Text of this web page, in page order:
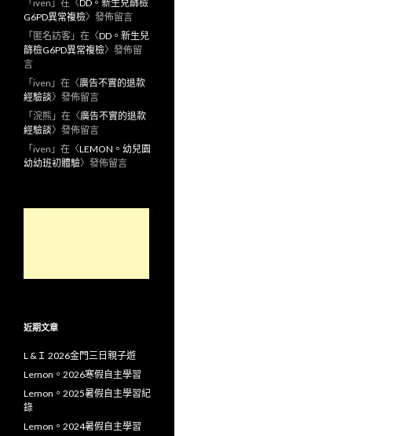
「 iven 」在〈DD。新生兒篩檢
G6PD異常複檢〉發佈留言
「 匿名訪客 」在〈DD。新生兒
篩檢G6PD異常複檢〉發佈留
言
「 iven 」在〈廣告不實的退款
經驗談〉發佈留言
「 浣熊 」在〈廣告不實的退款
經驗談〉發佈留言
「 iven 」在〈LEMON。幼兒園
幼幼班初體驗〉發佈留言
近期文章
L &Ｉ 2026金門三日親子遊
Lemon。2026寒假自主學習
Lemon。2025暑假自主學習紀
錄
Lemon。2024暑假自主學習